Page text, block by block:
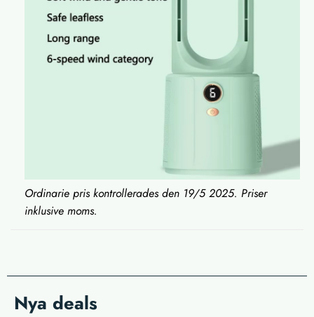
Ordinarie pris kontrollerades den 19/5 2025. Priser
inklusive moms.
Nya deals